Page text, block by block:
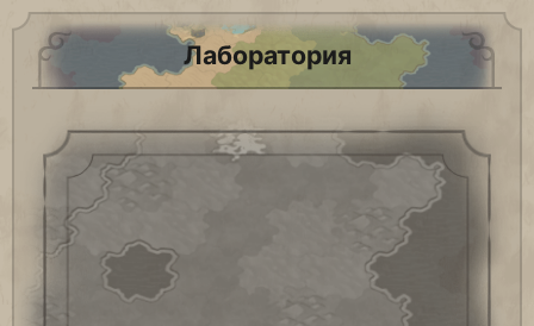
Лаборатория